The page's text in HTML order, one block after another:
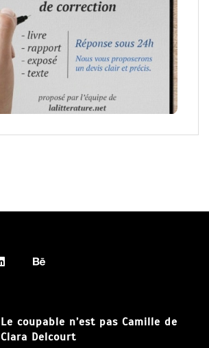
Le coupable n’est pas Camille de
Clara Delcourt